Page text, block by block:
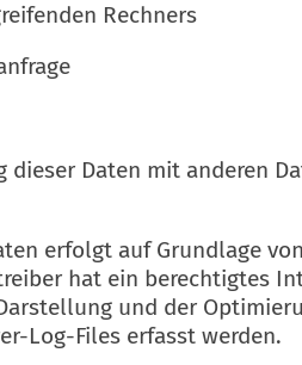
Rechners
dieser Daten mit anderen
erfolgt auf Grundlage
hat ein berechtigtes
und der
Log-Files erfasst werden.